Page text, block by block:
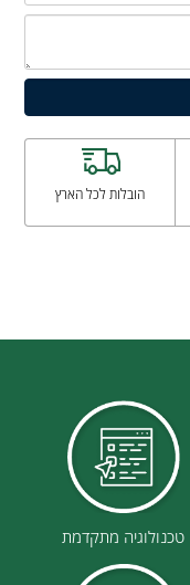
הובלות לכל הארץ
טכנולוגיה מתקדמת